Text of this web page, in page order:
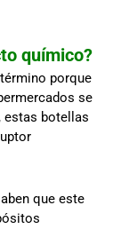
químico?
porque
se
estas botellas
que este